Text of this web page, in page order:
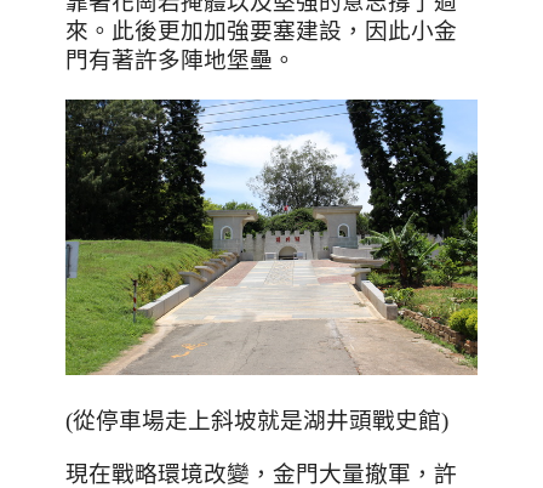
來。此後更加加強要塞建設，因此小金
門有著許多陣地堡壘。
(從停車場走上斜坡就是湖井頭戰史館)
現在戰略環境改變，金門大量撤軍，許